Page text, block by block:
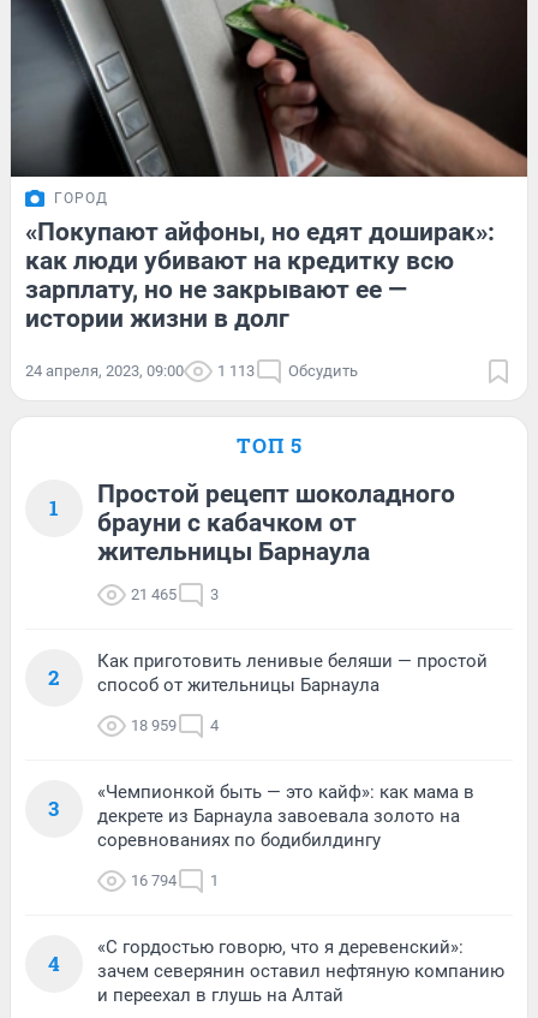
ГОРОД
«Покупают айфоны, но едят доширак»:
как люди убивают на кредитку всю
зарплату, но не закрывают ее —
истории жизни в долг
24 апреля, 2023, 09:00 1 113 Обсудить
ТОП 5
1
Простой рецепт шоколадного
брауни с кабачком от
жительницы Барнаула
21 465 3
2
Как приготовить ленивые беляши — простой
способ от жительницы Барнаула
18 959 4
3
«Чемпионкой быть — это кайф»: как мама в
декрете из Барнаула завоевала золото на
соревнованиях по бодибилдингу
16 794 1
4
«С гордостью говорю, что я деревенский»:
зачем северянин оставил нефтяную компанию
и переехал в глушь на Алтай